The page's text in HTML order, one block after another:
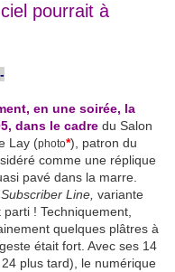
pourrait à
en une soirée, la
dans le cadre du Salon
Lay (photo*), patron du
comme une réplique
pavé dans la marre.
Line, variante
parti ! Techniquement,
quelques plâtres à
était fort. Avec ses 14
plus tard), le numérique